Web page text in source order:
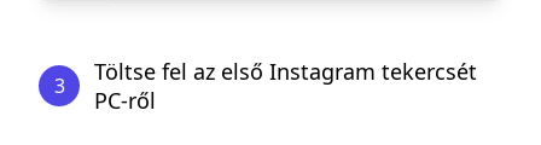
3
Töltse fel az első Instagram tekercsét
PC-ről